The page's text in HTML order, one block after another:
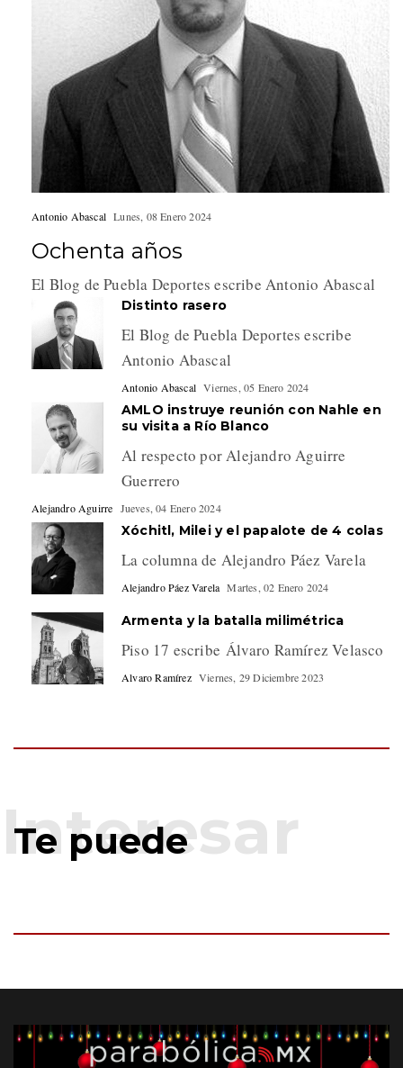
Antonio Abascal Lunes, 08 Enero 2024
Ochenta años
El Blog de Puebla Deportes escribe Antonio Abascal
Distinto rasero
El Blog de Puebla Deportes escribe
Antonio Abascal
Antonio Abascal Viernes, 05 Enero 2024
AMLO instruye reunión con Nahle en
su visita a Río Blanco
Al respecto por Alejandro Aguirre
Guerrero
Alejandro Aguirre Jueves, 04 Enero 2024
Xóchitl, Milei y el papalote de 4 colas
La columna de Alejandro Páez Varela
Alejandro Páez Varela Martes, 02 Enero 2024
Armenta y la batalla milimétrica
Piso 17 escribe Álvaro Ramírez Velasco
Alvaro Ramírez Viernes, 29 Diciembre 2023
Te puede